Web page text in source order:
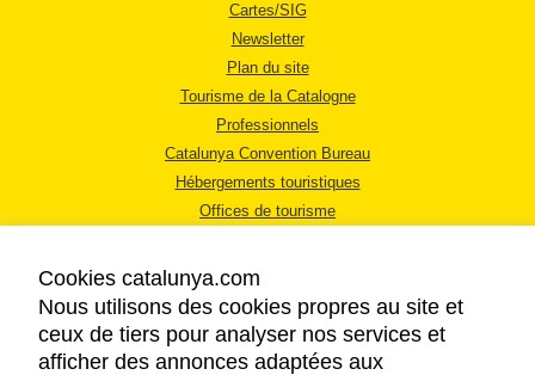
Cartes/SIG
Newsletter
Plan du site
Tourisme de la Catalogne
Professionnels
Catalunya Convention Bureau
Hébergements touristiques
Offices de tourisme
Cookies catalunya.com
Nous utilisons des cookies propres au site et
ceux de tiers pour analyser nos services et
afficher des annonces adaptées aux